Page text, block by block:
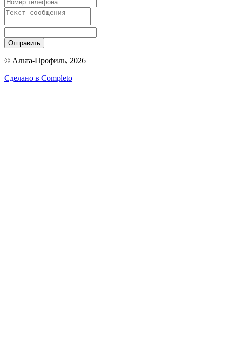
Отправить
© Альта-Профиль, 2026
Сделано в Completo